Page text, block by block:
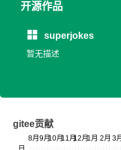
开源作品
superjokes
暂无描述
gitee贡献